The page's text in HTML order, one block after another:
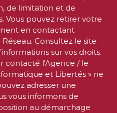
saisie libre.
lesPolitiques de
d'utilisationde